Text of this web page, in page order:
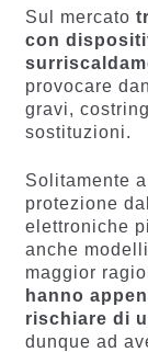
Sul mercato
con
provocare
gravi,
sostituzioni.
Solitamente
protezione
elettroniche
anche
maggior
hanno
rischiare di
dunque ad